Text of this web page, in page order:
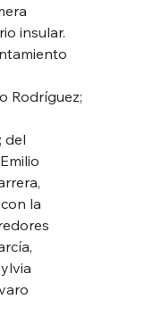
insular.
Rodríguez;
del
la